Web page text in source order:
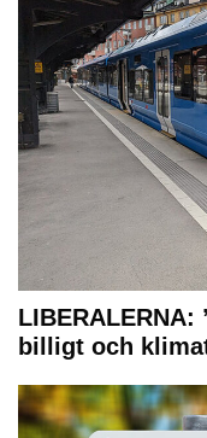
billigt och